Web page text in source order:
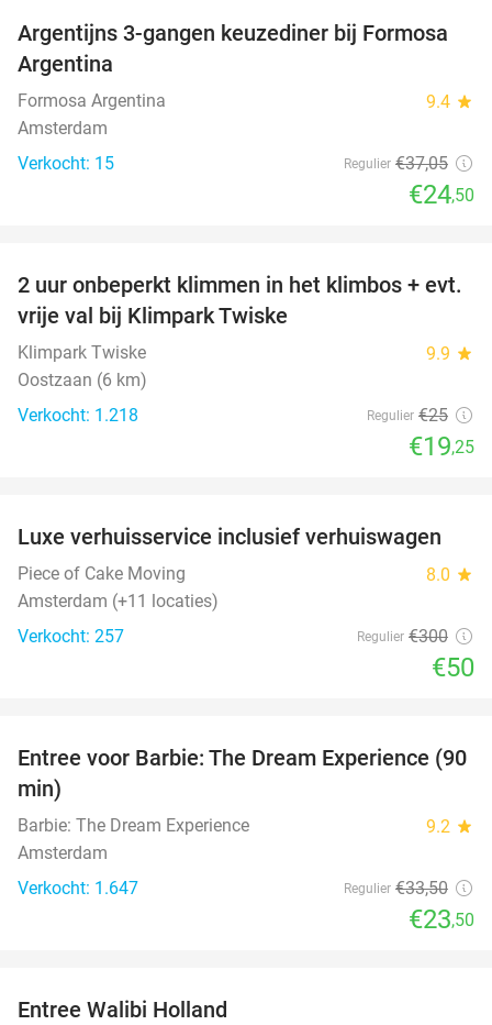
34%
Argentijns 3-gangen keuzediner bij Formosa
Argentina
Formosa Argentina 9.4 star
Amsterdam
Verkocht: 15
Regulier €37,05
€24,50
23%
2 uur onbeperkt klimmen in het klimbos + evt.
vrije val bij Klimpark Twiske
Klimpark Twiske 9.9 star
Oostzaan (6 km)
Verkocht: 1.218
Regulier €25
€19,25
83%
Luxe verhuisservice inclusief verhuiswagen
Piece of Cake Moving 8.0 star
Amsterdam (+11 locaties)
Verkocht: 257
Regulier €300
€50
30%
Entree voor Barbie: The Dream Experience (90
min)
Barbie: The Dream Experience 9.2 star
Amsterdam
Verkocht: 1.647
Regulier €33,50
€23,50
Entree Walibi Holland